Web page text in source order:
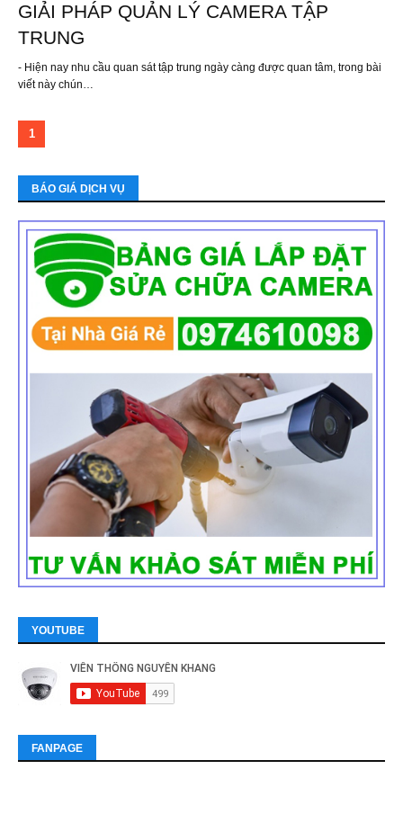
GIẢI PHÁP QUẢN LÝ CAMERA TẬP
TRUNG
- Hiện nay nhu cầu quan sát tập trung ngày càng được quan tâm, trong bài
viết này chún…
1
BÁO GIÁ DỊCH VỤ
YOUTUBE
FANPAGE